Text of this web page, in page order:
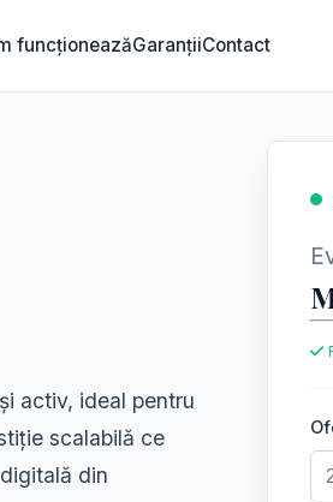
funcționeazăGaranțiiContact
activ, ideal pentru
scalabilă ce
din